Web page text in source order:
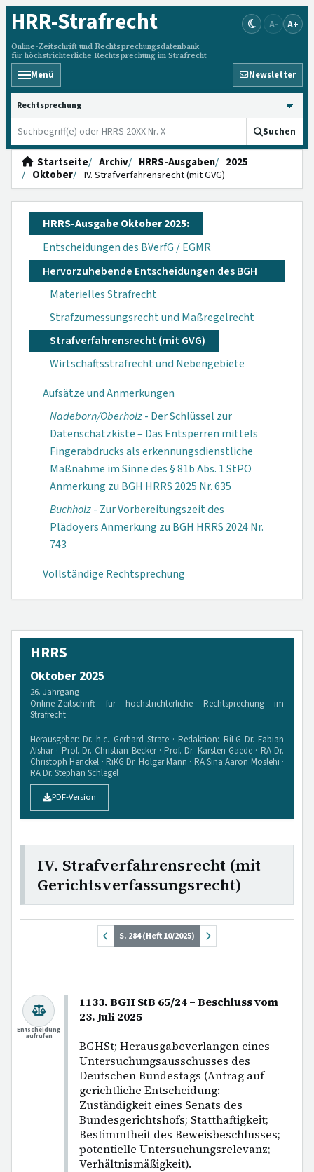
HRR-Strafrecht
Online-Zeitschrift und Rechtsprechungsdatenbank
für höchstrichterliche Rechtsprechung im Strafrecht
A- A+
Menü Newsletter
HRRS durchsuchen
Suchen
Startseite Archiv HRRS-Ausgaben
2025
Oktober
IV. Strafverfahrensrecht (mit GVG)
HRRS-Ausgabe Oktober 2025:
Entscheidungen des BVerfG / EGMR
Hervorzuhebende Entscheidungen des BGH
Materielles Strafrecht
Strafzumessungsrecht und Maßregelrecht
Strafverfahrensrecht (mit GVG)
Wirtschaftsstrafrecht und Nebengebiete
Aufsätze und Anmerkungen
Nadeborn/Oberholz- Der Schlüssel zur
Datenschatzkiste – Das Entsperren mittels
Fingerabdrucks als erkennungsdienstliche
Maßnahme im Sinne des § 81b Abs. 1 StPO
Anmerkung zu BGH HRRS 2025 Nr. 635
Buchholz- Zur Vorbereitungszeit des
Plädoyers Anmerkung zu BGH HRRS 2024 Nr.
743
Vollständige Rechtsprechung
HRRS
Oktober 2025
26. Jahrgang
Online-Zeitschrift für höchstrichterliche Rechtsprechung im
Strafrecht
Herausgeber: Dr. h.c. Gerhard Strate · Redaktion: RiLG Dr. Fabian
Afshar · Prof. Dr. Christian Becker · Prof. Dr. Karsten Gaede · RA Dr.
Christoph Henckel · RiKG Dr. Holger Mann · RA Sina Aaron Moslehi ·
RA Dr. Stephan Schlegel
PDF-Version
IV. Strafverfahrensrecht (mit
Gerichtsverfassungsrecht)
S. 284 (Heft 10/2025)
1133. BGH StB 65/24 – Beschluss vom
23. Juli 2025
BGHSt; Herausgabeverlangen eines
Untersuchungsausschusses des
Deutschen Bundestags (Antrag auf
gerichtliche Entscheidung:
Zuständigkeit eines Senats des
Bundesgerichtshofs; Statthaftigkeit;
Bestimmtheit des Beweisbeschlusses;
potentielle Untersuchungsrelevanz;
Verhältnismäßigkeit).
Entscheidung
aufrufen